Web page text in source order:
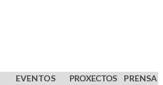
EVENTOS
PROXECTOS
PRENSA